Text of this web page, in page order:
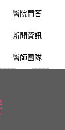
醫院問答
新聞資訊
醫師團隊